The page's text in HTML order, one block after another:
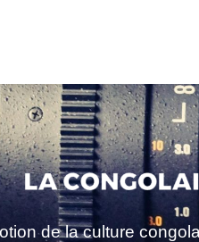
de la culture